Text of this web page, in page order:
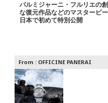
パルミジャーニ・フルリエの
な復元作品などのマスターピ
日本で初めて特別公開
From : OFFICINE PANERAI